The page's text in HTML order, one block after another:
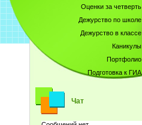
Оценки за четверть
Дежурство по школе
Дежурство в классе
Каникулы
Портфолио
Подготовка к ГИА
Чат